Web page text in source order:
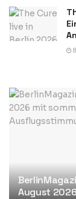
August